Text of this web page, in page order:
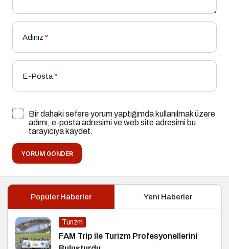
Adınız *
E-Posta*
Bir dahaki sefere yorum yaptığımda kullanılmak üzere
adımı, e-posta adresimi ve web site adresimi bu
tarayıcıya kaydet.
YORUM GÖNDER
Popüler Haberler Yeni Haberler
Turizm
FAM Trip ile Turizm Profesyonellerini